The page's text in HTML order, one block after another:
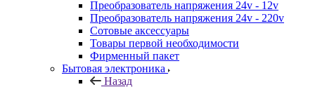
Преобразователь напряжения 24v - 12v
Преобразователь напряжения 24v - 220v
Сотовые аксессуары
Товары первой необходимости
Фирменный пакет
Бытовая электроника
Назад